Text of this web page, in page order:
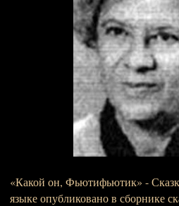
«Какой он, Фьютифьютик» -
языке опубликовано в сборнике